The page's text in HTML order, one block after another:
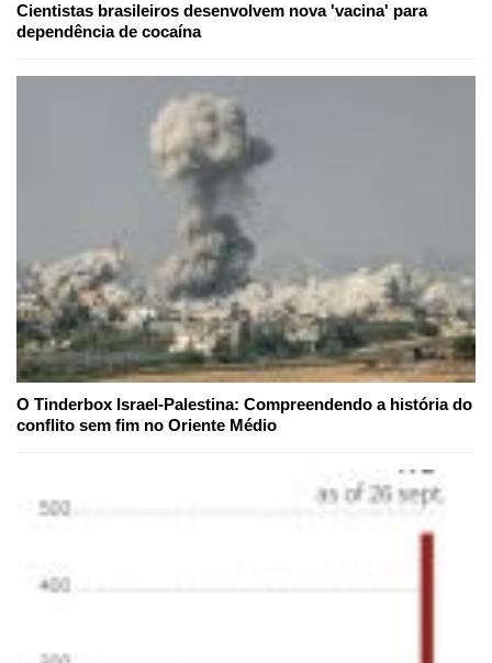
Cientistas brasileiros desenvolvem nova 'vacina' para
dependência de cocaína
O Tinderbox Israel-Palestina: Compreendendo a história do
conflito sem fim no Oriente Médio